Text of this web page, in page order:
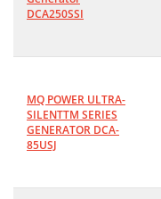
DCA250SSI
MQ POWER ULTRA-
SILENTTM SERIES
GENERATOR DCA-
85USJ